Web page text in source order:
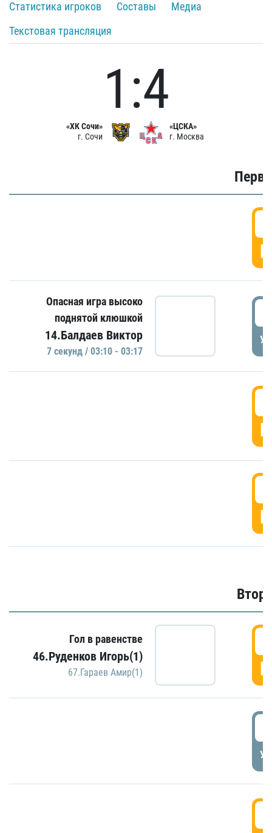
Статистика игроков
Составы
Медиа
Текстовая трансляция
«ХК Сочи»
г. Сочи
1:4
«ЦСКА»
г. Москва
Опасная игра высоко
поднятой клюшкой
14.Балдаев Виктор
7 секунд / 03:10 - 03:17
Гол в равенстве
46.Руденков Игорь(1)
67.Гараев Амир(1)